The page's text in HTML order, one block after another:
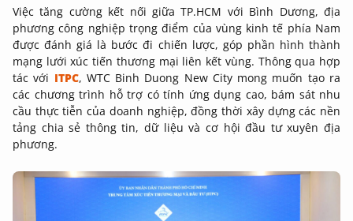
Việc tăng cường kết nối giữa TP.HCM với Bình Dương, địa
phương công nghiệp trọng điểm của vùng kinh tế phía Nam
được đánh giá là bước đi chiến lược, góp phần hình thành
mạng lưới xúc tiến thương mại liên kết vùng. Thông qua hợp
tác với ITPC, WTC Binh Duong New City mong muốn tạo ra
các chương trình hỗ trợ có tính ứng dụng cao, bám sát nhu
cầu thực tiễn của doanh nghiệp, đồng thời xây dựng các nền
tảng chia sẻ thông tin, dữ liệu và cơ hội đầu tư xuyên địa
phương.